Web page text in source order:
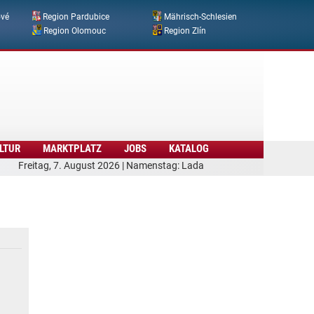
Region Pardubice
Mährisch-Schlesien
Region Olomouc
Region Zlín
Freitag, 7. August 2026 | Namenstag: Lada
MARKTPLATZ JOBS KATALOG